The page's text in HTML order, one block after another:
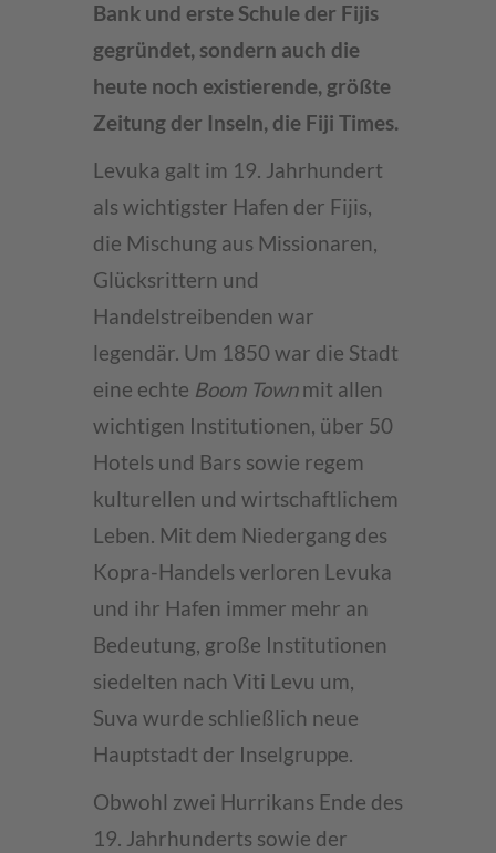
Bank und erste Schule der Fijis
gegründet, sondern auch die
heute noch existierende, größte
Zeitung der Inseln, die Fiji Times.
Levuka galt im 19. Jahrhundert
als wichtigster Hafen der Fijis,
die Mischung aus Missionaren,
Glücksrittern und
Handelstreibenden war
legendär. Um 1850 war die Stadt
eine echte Boom Townmit allen
wichtigen Institutionen, über 50
Hotels und Bars sowie regem
kulturellen und wirtschaftlichem
Leben. Mit dem Niedergang des
Kopra-Handels verloren Levuka
und ihr Hafen immer mehr an
Bedeutung, große Institutionen
siedelten nach Viti Levu um,
Suva wurde schließlich neue
Hauptstadt der Inselgruppe.
Obwohl zwei Hurrikans Ende des
19. Jahrhunderts sowie der